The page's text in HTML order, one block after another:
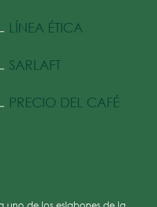
LÍNEA ÉTICA
SARLAFT
PRECIO DEL CAFÉ
de los eslabones de la